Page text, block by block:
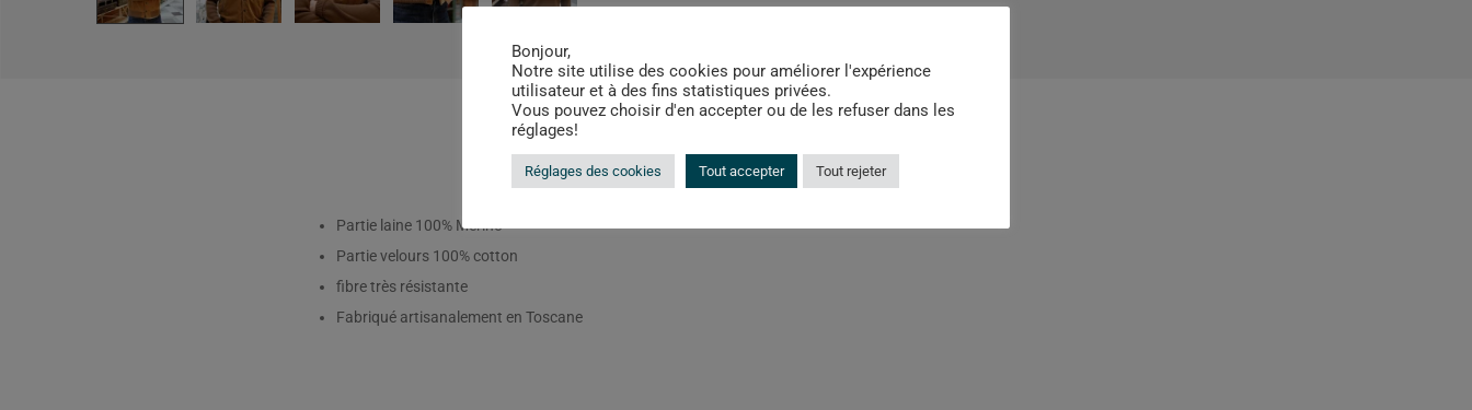
Description Informations complémentaires
Partie laine 100% Merino
Partie velours 100% cotton
fibre très résistante
Fabriqué artisanalement en Toscane
Bonjour,
Notre site utilise des cookies pour améliorer l'expérience
utilisateur et à des fins statistiques privées.
Vous pouvez choisir d'en accepter ou de les refuser dans les
réglages!
Réglages des cookies Tout accepter Tout rejeter